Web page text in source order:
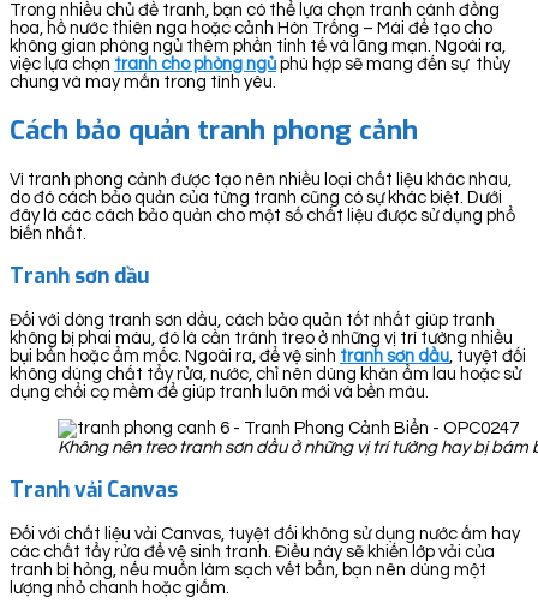
Trong nhiều chủ đề tranh, bạn có thể lựa chọn tranh cánh đồng
hoa, hồ nước thiên nga hoặc cảnh Hòn Trống – Mái để tạo cho
không gian phòng ngủ thêm phần tinh tế và lãng mạn. Ngoài ra,
việc lựa chọn tranh cho phòng ngủ phù hợp sẽ mang đến sự thủy
chung và may mắn trong tình yêu.
Cách bảo quản tranh phong cảnh
Vì tranh phong cảnh được tạo nên nhiều loại chất liệu khác nhau,
do đó cách bảo quản của từng tranh cũng có sự khác biệt. Dưới
đây là các cách bảo quản cho một số chất liệu được sử dụng phổ
biến nhất.
Tranh sơn dầu
Đối với dòng tranh sơn dầu, cách bảo quản tốt nhất giúp tranh
không bị phai màu, đó là cần tránh treo ở những vị trí tường nhiều
bụi bẩn hoặc ẩm mốc. Ngoài ra, để vệ sinh tranh sơn dầu, tuyệt đối
không dùng chất tẩy rửa, nước, chỉ nên dùng khăn ẩm lau hoặc sử
dụng chổi cọ mềm để giúp tranh luôn mới và bền màu.
Không nên treo tranh sơn dầu ở những vị trí tường hay bị bám
Tranh vải Canvas
Đối với chất liệu vải Canvas, tuyệt đối không sử dụng nước ấm hay
các chất tẩy rửa để vệ sinh tranh. Điều này sẽ khiến lớp vải của
tranh bị hỏng, nếu muốn làm sạch vết bẩn, bạn nên dùng một
lượng nhỏ chanh hoặc giấm.